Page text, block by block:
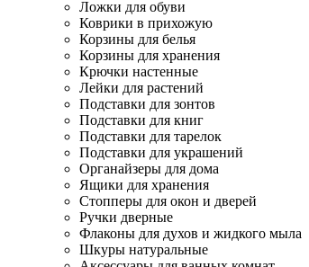
Ложки для обуви
Коврики в прихожую
Корзины для белья
Корзины для хранения
Крючки настенные
Лейки для растений
Подставки для зонтов
Подставки для книг
Подставки для тарелок
Подставки для украшений
Органайзеры для дома
Ящики для хранения
Стопперы для окон и дверей
Ручки дверные
Флаконы для духов и жидкого мыла
Шкуры натуральные